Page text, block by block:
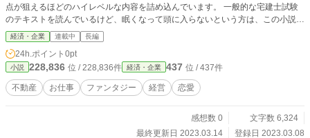
点が狙えるほどのハイレベルな内容を詰め込んでいます。 一般的な宅建士試験
のテキストを読んでいるけど、眠くなって頭に入らないという方は、この小説を
読んでみてください。
経済・企業 連載中 長編
24h.ポイント 0pt
小説 228,836 位 / 228,836件 経済・企業 437 位 / 437件
不動産 お仕事 ファンタジー 経営 恋愛
感想数 0
文字数 6,324
最終更新日 2023.03.14
登録日 2023.03.08